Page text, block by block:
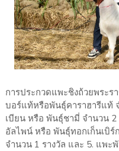
การประกวดแพะชิงถ้วยพระ
บอร์แท้หรือพันธุ์คาราฮารีแท้
เบียน หรือ พันธุ์ชามี่ จำนวน
อัลไพน์ หรือ พันธุ์ทอกเก็นเบิร์
จำนวน 1 รางวัล และ 5. แพะ